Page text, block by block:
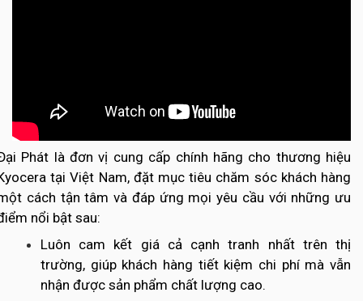
Phát là đơn vị cung cấp chính hãng cho thương hiệu
tại Việt Nam, đặt mục tiêu chăm sóc khách hàng
cách tận tâm và đáp ứng mọi yêu cầu với những ưu
nổi bật sau:
Luôn cam kết giá cả cạnh tranh nhất trên thị
trường, giúp khách hàng tiết kiệm chi phí mà vẫn
nhận được sản phẩm chất lượng cao.